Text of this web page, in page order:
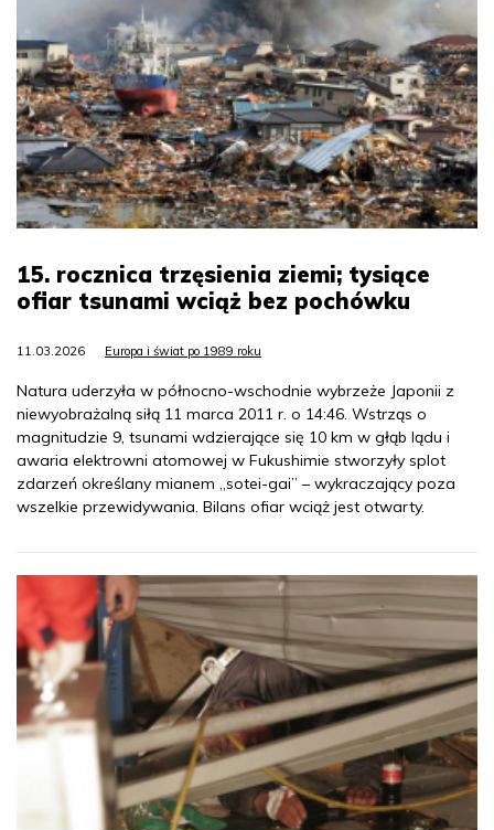
15. rocznica trzęsienia ziemi; tysiące
ofiar tsunami wciąż bez pochówku
11.03.2026 Europa i świat po 1989 roku
Natura uderzyła w północno-wschodnie wybrzeże Japonii z
niewyobrażalną siłą 11 marca 2011 r. o 14:46. Wstrząs o
magnitudzie 9, tsunami wdzierające się 10 km w głąb lądu i
awaria elektrowni atomowej w Fukushimie stworzyły splot
zdarzeń określany mianem „sotei-gai” – wykraczający poza
wszelkie przewidywania. Bilans ofiar wciąż jest otwarty.